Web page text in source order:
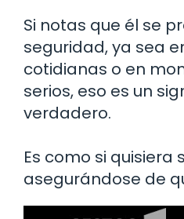
Si notas que él se
seguridad, ya sea
cotidianas o en
serios, eso es un
verdadero.
Es como si quisiera
asegurándose de